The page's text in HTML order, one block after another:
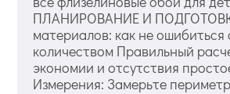
ПЛАНИРОВАНИЕ И
материалов: как не ошибиться
количеством Правильный
экономии и отсутствия
Измерения: Замерьте